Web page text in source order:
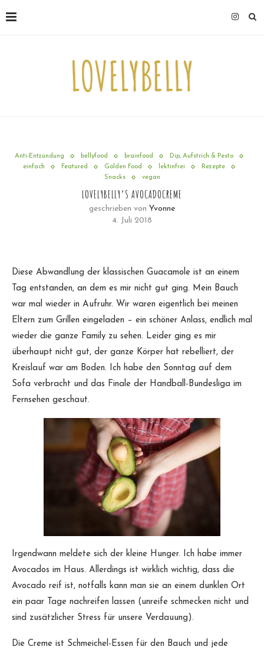
Anti-Entzündung bellyfood brainfood
Dip, Aufstrich & Pesto
einfach
Featured Golden Food lektinfrei
Rezepte
Snacks
vegan
LOVELYBELLY’S AVOCADOCREME
geschrieben von Yvonne
4. Juli 2018
Diese Abwandlung der klassischen Guacamole ist an einem
Tag entstanden, an dem es mir nicht gut ging. Mein Bauch
war mal wieder in Aufruhr. Wir waren eigentlich bei meinen
Eltern zum Grillen eingeladen – ein schöner Anlass, endlich mal
wieder die ganze Family zu sehen. Leider ging es mir
überhaupt nicht gut, der ganze Körper hat rebelliert, der
Kreislauf war am Boden. Ich habe den Sonntag auf dem
Sofa verbracht und das Finale der Handball-Bundesliga im
Fernsehen geschaut.
Irgendwann meldete sich der kleine Hunger. Ich habe immer
Avocados im Haus. Allerdings ist wirklich wichtig, dass die
Avocado reif ist, notfalls kann man sie an einem dunklen Ort
ein paar Tage nachreifen lassen (unreife schmecken nicht und
sind zusätzlicher Stress für unsere Verdauung).
Die Creme ist Schmeichel-Essen für den Bauch und jede